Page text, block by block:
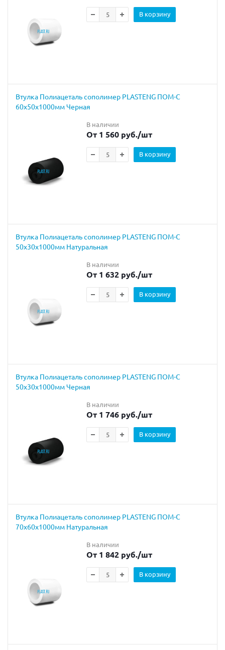
В корзину
Втулка Полиацеталь сополимер PLASTENG ПОМ-С
60х50х1000мм Черная
В наличии
От 1 560 руб./шт
В корзину
Втулка Полиацеталь сополимер PLASTENG ПОМ-С
50х30х1000мм Натуральная
В наличии
От 1 632 руб./шт
В корзину
Втулка Полиацеталь сополимер PLASTENG ПОМ-С
50х30х1000мм Черная
В наличии
От 1 746 руб./шт
В корзину
Втулка Полиацеталь сополимер PLASTENG ПОМ-С
70х60х1000мм Натуральная
В наличии
От 1 842 руб./шт
В корзину